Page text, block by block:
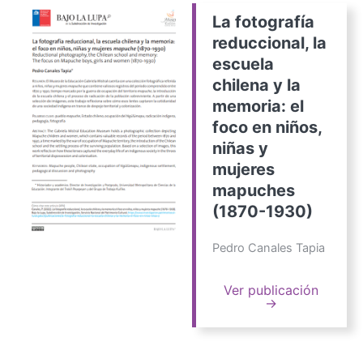
La fotografía
reduccional, la
escuela
chilena y la
memoria: el
foco en niños,
niñas y
mujeres
mapuches
(1870-1930)
Pedro Canales Tapia
Ver publicación
→